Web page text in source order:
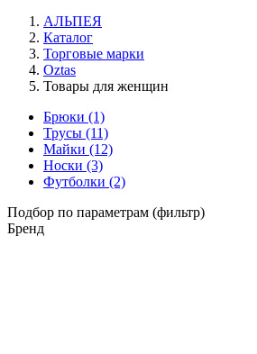
АЛЬПЕЯ
Каталог
Торговые марки
Oztas
Товары для женщин
Брюки (1)
Трусы (11)
Майки (12)
Носки (3)
Футболки (2)
Подбор по параметрам (фильтр)
Бренд